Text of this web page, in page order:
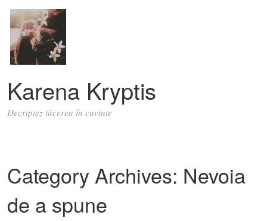
Karena Kryptis
Decriptez tăcerea în cuvinte
Category Archives: Nevoia
de a spune